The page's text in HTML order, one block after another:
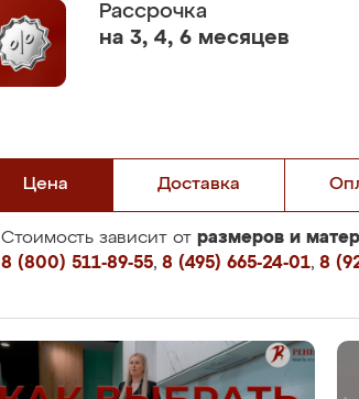
Рассрочка
на 3, 4, 6 месяцев
Цена Доставка
Стоимость зависит от размеров и
8 (800) 511-89-55, 8 (495) 665-24-01, 8